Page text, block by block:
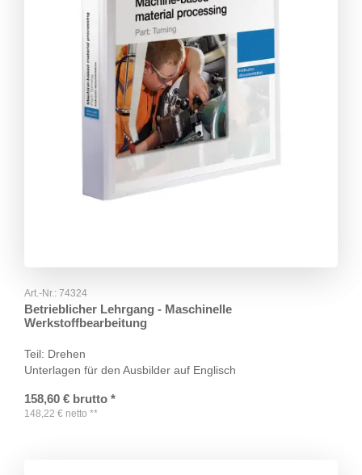
Art.-Nr.: 74324
Betrieblicher Lehrgang - Maschinelle
Werkstoffbearbeitung
Teil: Drehen
Unterlagen für den Ausbilder auf Englisch
158,60 € brutto *
148,22 € netto **